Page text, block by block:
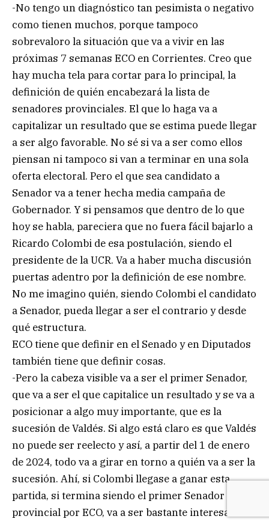
-No tengo un diagnóstico tan pesimista o negativo
como tienen muchos, porque tampoco
sobrevaloro la situación que va a vivir en las
próximas 7 semanas ECO en Corrientes. Creo que
hay mucha tela para cortar para lo principal, la
definición de quién encabezará la lista de
senadores provinciales. El que lo haga va a
capitalizar un resultado que se estima puede llegar
a ser algo favorable. No sé si va a ser como ellos
piensan ni tampoco si van a terminar en una sola
oferta electoral. Pero el que sea candidato a
Senador va a tener hecha media campaña de
Gobernador. Y si pensamos que dentro de lo que
hoy se habla, pareciera que no fuera fácil bajarlo a
Ricardo Colombi de esa postulación, siendo el
presidente de la UCR. Va a haber mucha discusión
puertas adentro por la definición de ese nombre.
No me imagino quién, siendo Colombi el candidato
a Senador, pueda llegar a ser el contrario y desde
qué estructura.
ECO tiene que definir en el Senado y en Diputados
también tiene que definir cosas.
-Pero la cabeza visible va a ser el primer Senador,
que va a ser el que capitalice un resultado y se va a
posicionar a algo muy importante, que es la
sucesión de Valdés. Si algo está claro es que Valdés
no puede ser reelecto y así, a partir del 1 de enero
de 2024, todo va a girar en torno a quién va a ser la
sucesión. Ahí, si Colombi llegase a ganar esta
partida, si termina siendo el primer Senador
provincial por ECO, va a ser bastante interesante el